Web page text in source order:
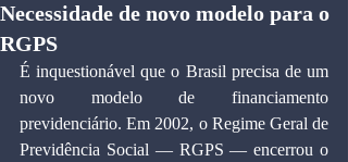
Necessidade de novo modelo para o
RGPS
É inquestionável que o Brasil precisa de um
novo modelo de financiamento
previdenciário. Em 2002, o Regime Geral de
Previdência Social — RGPS — encerrou o